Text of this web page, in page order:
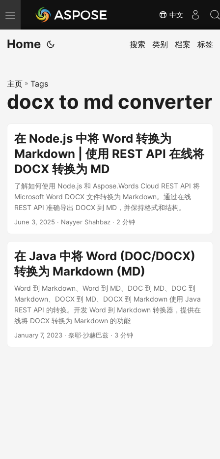
切
换
导
中文
Home 搜索 类别 档案 标签
主页 » Tags
docx to md converter
在 Node.js 中将 Word 转换为
Markdown | 使用 REST API 在线将
DOCX 转换为 MD
了解如何使用 Node.js 和 Aspose.Words Cloud REST API 将
Microsoft Word DOCX 文件转换为 Markdown。通过在线
REST API 准确导出 DOCX 到 MD，并保持格式和结构。
June 3, 2025 · Nayyer Shahbaz · 2 分钟
在 Java 中将 Word (DOC/DOCX)
转换为 Markdown (MD)
Word 到 Markdown、Word 到 MD、DOC 到 MD、DOC 到
Markdown、DOCX 到 MD、DOCX 到 Markdown 使用 Java
REST API 的转换。开发 Word 到 Markdown 转换器，提供在
线将 DOCX 转换为 Markdown 的功能
January 7, 2023 · 奈耶·沙赫巴兹 · 3 分钟